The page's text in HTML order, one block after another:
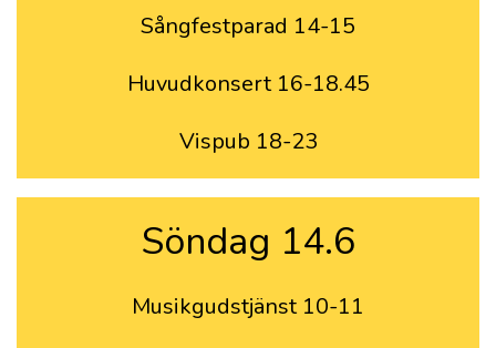
Sångfestparad 14-15
Huvudkonsert 16-18.45
Vispub 18-23
Söndag 14.6
Musikgudstjänst 10-11